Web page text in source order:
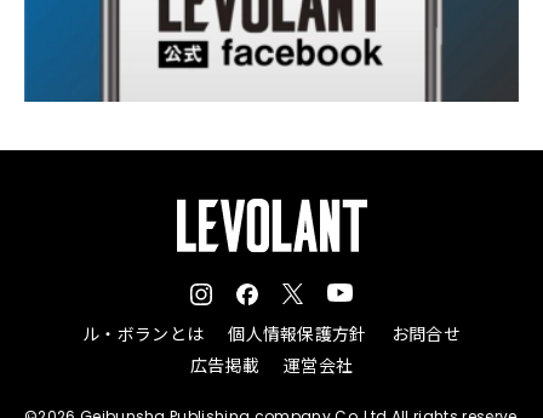
ル・ボランとは 個人情報保護方針
お問合せ
広告掲載
運営会社